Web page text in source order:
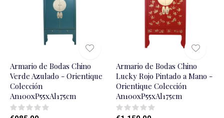
Armario de Bodas Chino
Verde Azulado - Orientique
Colección
An100xP55xAl175cm
Armario de Bodas Chino
Lucky Rojo Pintado a Mano -
Orientique Colección
An100xP55xAl175cm